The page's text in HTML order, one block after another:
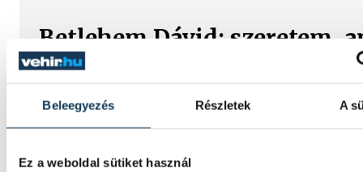
Beleegyezés Részletek A
Ez a weboldal sütiket használ
Betlehem Dávid: szeretem,
csinálok
Betlehem Dávid azt mondta, kiváló
magát, a sikere kulcsának pedig azt tartja,
úszó a magyar küldöttség első aranyérmét